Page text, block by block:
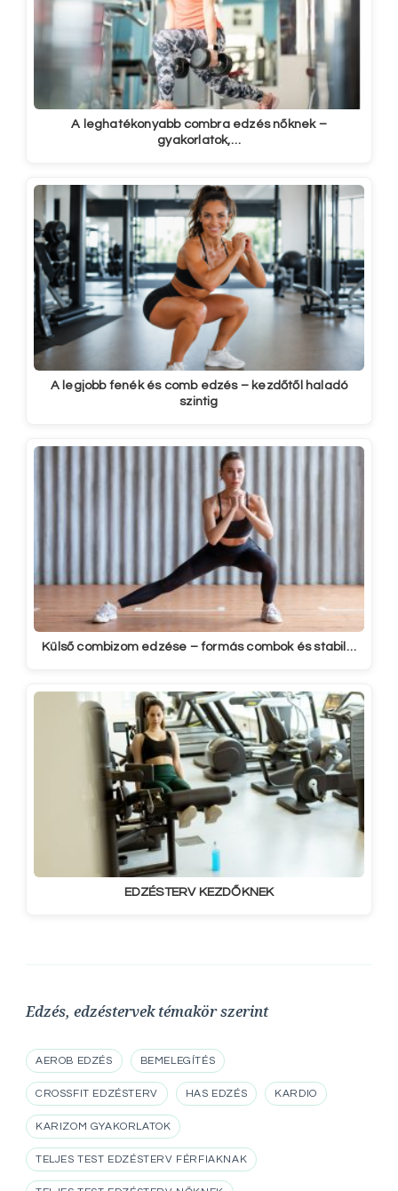
A leghatékonyabb combra edzés nőknek –
gyakorlatok,…
A legjobb fenék és comb edzés – kezdőtől haladó
szintig
Külső combizom edzése – formás combok és stabil…
EDZÉSTERV KEZDŐKNEK
Edzés, edzéstervek témakör szerint
AEROB EDZÉS BEMELEGÍTÉS
CROSSFIT EDZÉSTERV HAS EDZÉS KARDIO
KARIZOM GYAKORLATOK
TELJES TEST EDZÉSTERV FÉRFIAKNAK